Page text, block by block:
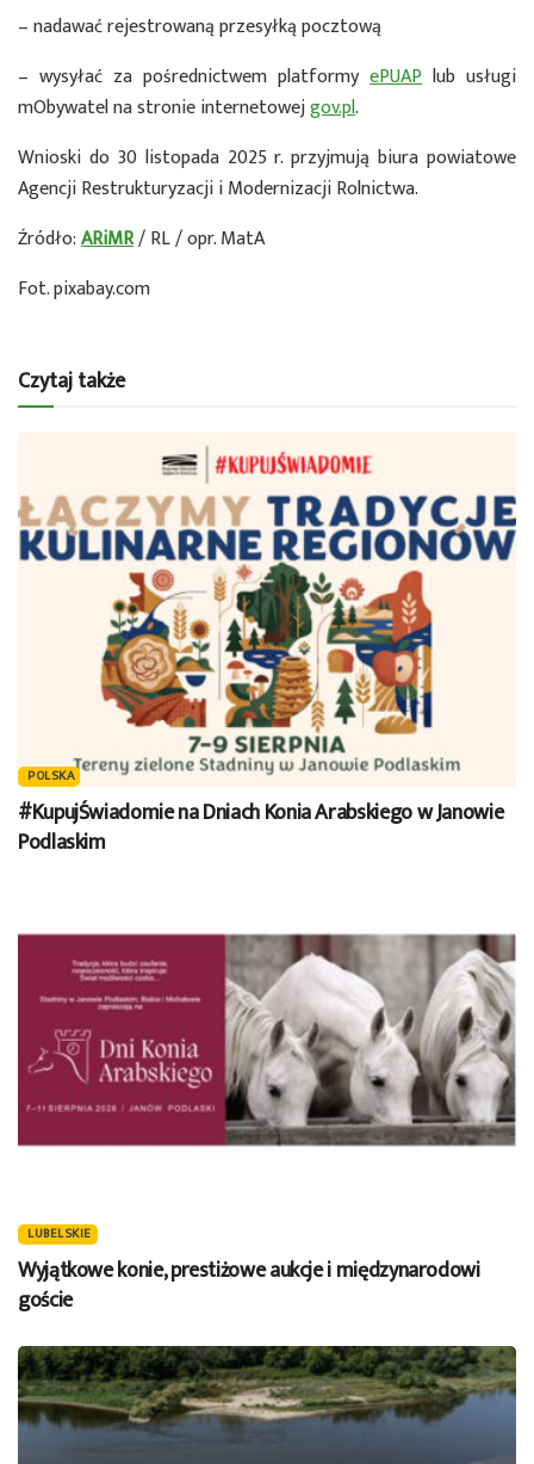
– nadawać rejestrowaną przesyłką pocztową
– wysyłać za pośrednictwem platformy ePUAP lub usługi
mObywatel na stronie internetowejgov.pl.
Wnioski do 30 listopada 2025 r. przyjmują biura powiatowe
Agencji Restrukturyzacji i Modernizacji Rolnictwa.
Źródło:ARiMR/ RL / opr. MatA
Fot. pixabay.com
Czytaj także
POLSKA
#KupujŚwiadomie na Dniach Konia Arabskiego w Janowie
Podlaskim
LUBELSKIE
Wyjątkowe konie, prestiżowe aukcje i międzynarodowi
goście